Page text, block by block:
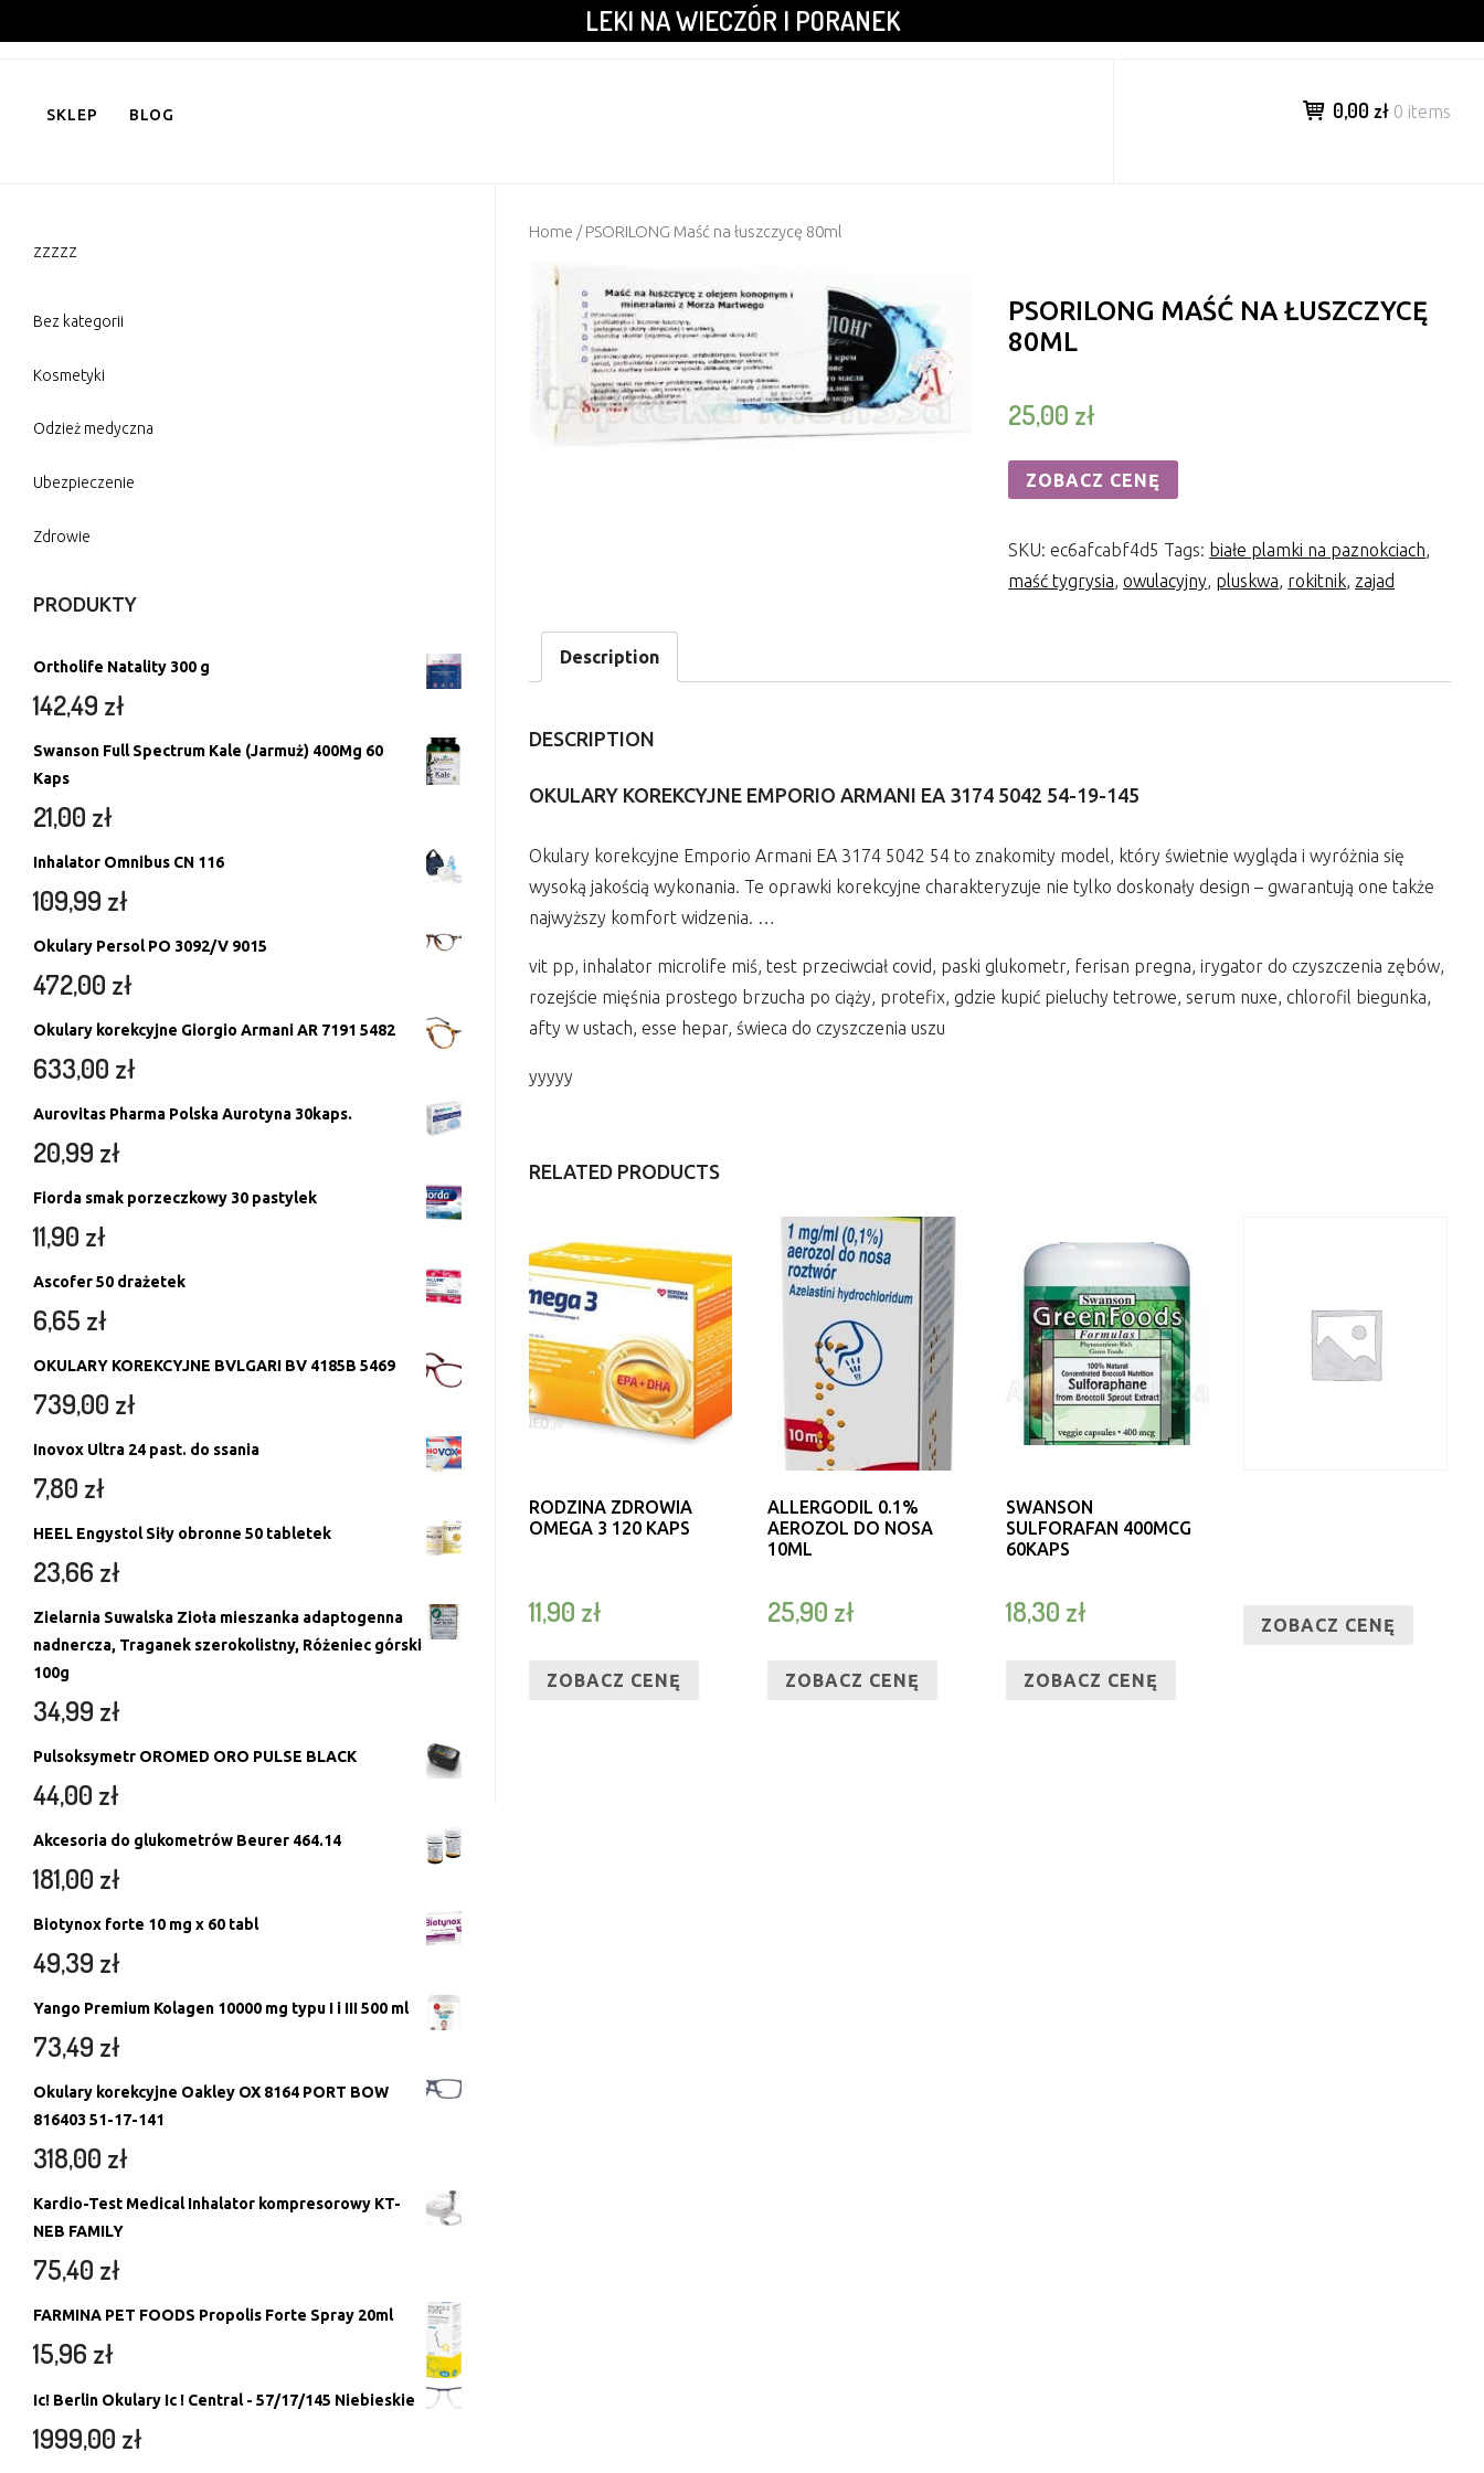
to
LEKI NA WIECZÓR I PORANEK
SKLEP BLOG 0,00 zł 0 items
Home / PSORILONG Maść na łuszczycę 80ml
PSORILONG MAŚĆ NA ŁUSZCZYCĘ
80ML
25,00 zł
ZOBACZ CENĘ
SKU:ec6afcabf4d5 Tags: białe plamki na paznokciach,
maść tygrysia,owulacyjny, pluskwa, rokitnik, zajad
Description
DESCRIPTION
OKULARY KOREKCYJNE EMPORIO ARMANI EA 3174 5042 54-19-145
Okulary korekcyjne Emporio Armani EA 3174 5042 54 to znakomity model, który świetnie wygląda i wyróżnia się
wysoką jakością wykonania. Te oprawki korekcyjne charakteryzuje nie tylko doskonały design – gwarantują one także
najwyższy komfort widzenia. …
vit pp, inhalator microlife miś, test przeciwciał covid, paski glukometr, ferisan pregna, irygator do czyszczenia zębów,
rozejście mięśnia prostego brzucha po ciąży, protefix, gdzie kupić pieluchy tetrowe, serum nuxe, chlorofil biegunka,
afty w ustach, esse hepar, świeca do czyszczenia uszu
yyyyy
RELATED PRODUCTS
RODZINA ZDROWIA
OMEGA 3 120 KAPS
11,90 zł
ZOBACZ CENĘ
ALLERGODIL 0.1%
AEROZOL DO NOSA
10ML
25,90 zł
ZOBACZ CENĘ
SWANSON
SULFORAFAN 400MCG
60KAPS
18,30 zł
ZOBACZ CENĘ
ZOBACZ CENĘ
zzzzz
Bez kategorii
Kosmetyki
Odzież medyczna
Ubezpieczenie
Zdrowie
PRODUKTY
Ortholife Natality 300 g
142,49 zł
Swanson Full Spectrum Kale (Jarmuż) 400Mg 60
Kaps
21,00 zł
Inhalator Omnibus CN 116
109,99 zł
Okulary Persol PO 3092/V 9015
472,00 zł
Okulary korekcyjne Giorgio Armani AR 7191 5482
633,00 zł
Aurovitas Pharma Polska Aurotyna 30kaps.
20,99 zł
Fiorda smak porzeczkowy 30 pastylek
11,90 zł
Ascofer 50 drażetek
6,65 zł
OKULARY KOREKCYJNE BVLGARI BV 4185B 5469
739,00 zł
Inovox Ultra 24 past. do ssania
7,80 zł
HEEL Engystol Siły obronne 50 tabletek
23,66 zł
Zielarnia Suwalska Zioła mieszanka adaptogenna
nadnercza, Traganek szerokolistny, Różeniec górski
100g
34,99 zł
Pulsoksymetr OROMED ORO PULSE BLACK
44,00 zł
Akcesoria do glukometrów Beurer 464.14
181,00 zł
Biotynox forte 10 mg x 60 tabl
49,39 zł
Yango Premium Kolagen 10000 mg typu I i III 500 ml
73,49 zł
Okulary korekcyjne Oakley OX 8164 PORT BOW
816403 51-17-141
318,00 zł
Kardio-Test Medical Inhalator kompresorowy KT-
NEB FAMILY
75,40 zł
FARMINA PET FOODS Propolis Forte Spray 20ml
15,96 zł
Ic! Berlin Okulary Ic ! Central - 57/17/145 Niebieskie
1999,00 zł